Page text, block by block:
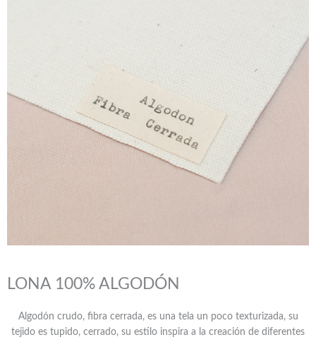
LONA 100% ALGODÓN
Algodón crudo, fibra cerrada, es una tela un poco texturizada, su
tejido es tupido, cerrado, su estilo inspira a la creación de diferentes